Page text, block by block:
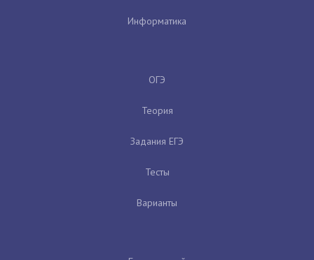
Информатика
ОГЭ
Теория
Задания ЕГЭ
Тесты
Варианты